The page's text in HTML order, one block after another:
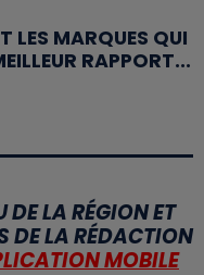
LES MARQUES QUI
RAPPORT...
DE LA RÉGION ET
DE LA RÉDACTION
MOBILE